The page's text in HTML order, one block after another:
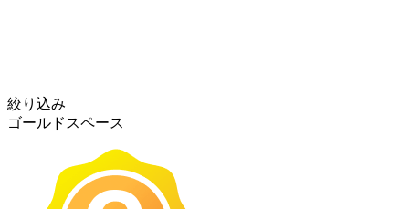
絞り込み
ゴールドスペース